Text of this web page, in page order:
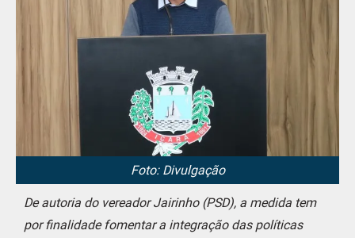
Foto: Divulgação
De autoria do vereador Jairinho (PSD), a medida tem
por finalidade fomentar a integração das políticas